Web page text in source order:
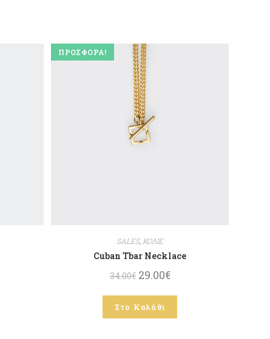
ΠΡΟΣΦΟΡΆ!
SALES, ΚΟΛΙΕ
Cuban Tbar Necklace
34.00€ 29.00€
Στο Καλάθι